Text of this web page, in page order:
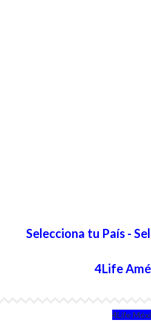
Selecciona tu País -
4Life
4Life